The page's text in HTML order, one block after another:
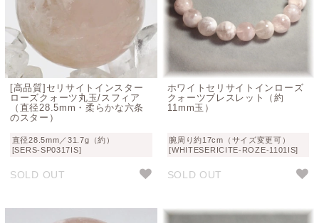
[高品質]セリサイトインスター
ローズクォーツ丸玉/スフィア
（直径28.5mm・柔らかな六条
のスター）
直径28.5mm／31.7g（約）
[SERS-SP0317IS]
SOLD OUT
ホワイトセリサイトインローズ
クォーツブレスレット（約
11mm玉）
腕周り約17cm（サイズ変更可）
[WHITESERICITE-ROZE-1101IS]
SOLD OUT